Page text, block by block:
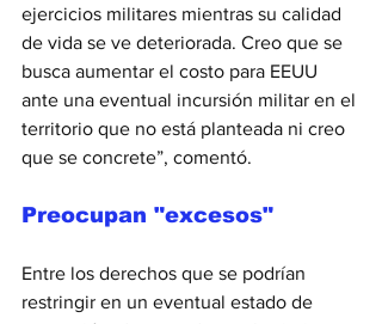
ejercicios militares mientras su calidad
de vida se ve deteriorada. Creo que se
busca aumentar el costo para EEUU
ante una eventual incursión militar en el
territorio que no está planteada ni creo
que se concrete”, comentó.
Preocupan "excesos"
Entre los derechos que se podrían
restringir en un eventual estado de